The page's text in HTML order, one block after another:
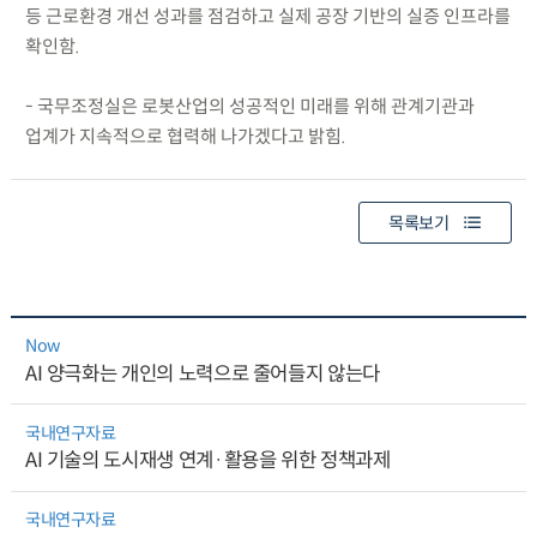
등 근로환경 개선 성과를 점검하고 실제 공장 기반의 실증 인프라를
확인함.
- 국무조정실은 로봇산업의 성공적인 미래를 위해 관계기관과
업계가 지속적으로 협력해 나가겠다고 밝힘.
목록보기
Now
AI 양극화는 개인의 노력으로 줄어들지 않는다
국내연구자료
AI 기술의 도시재생 연계·활용을 위한 정책과제
국내연구자료